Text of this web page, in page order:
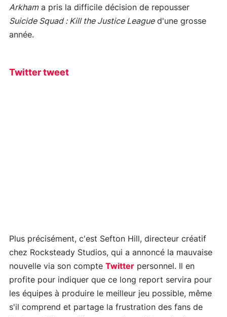
Arkhama pris la difficile décision de repousser
Suicide Squad : Kill the Justice Leagued'une grosse
année.
Twitter tweet
Plus précisément, c'est Sefton Hill, directeur créatif
chez Rocksteady Studios, qui a annoncé la mauvaise
nouvelle via son compte Twitter personnel. Il en
profite pour indiquer que ce long report servira pour
les équipes à produire le meilleur jeu possible, même
s'il comprend et partage la frustration des fans de